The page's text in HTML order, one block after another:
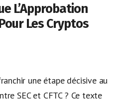
L’Approbation
Les Cryptos
une étape décisive au
SEC et CFTC ? Ce texte